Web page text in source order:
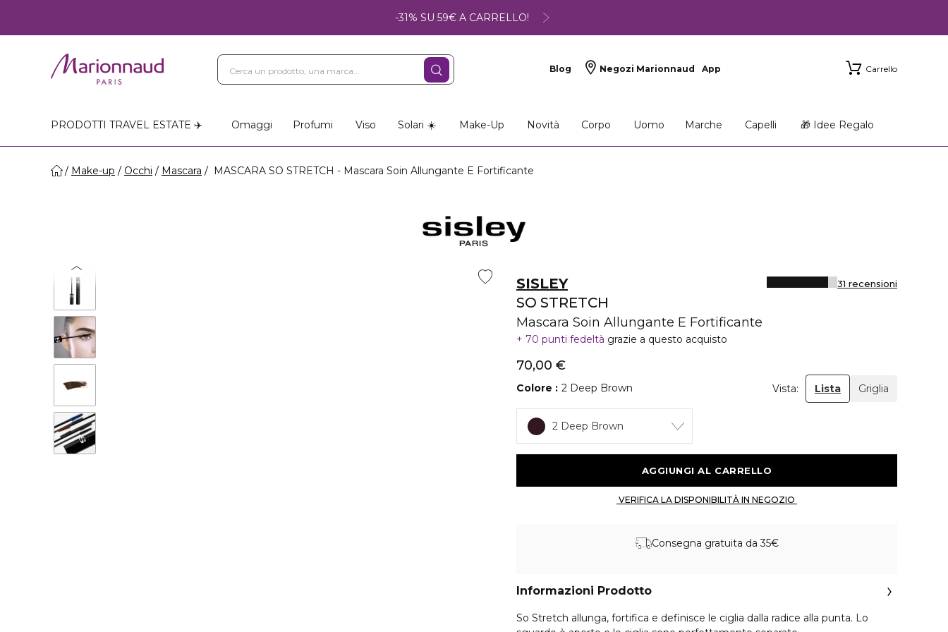
-31% SU 59€ A CARRELLO!
Blog Negozi Marionnaud App Carrello
PRODOTTI TRAVEL ESTATE ✈️ Omaggi Profumi Viso Solari ☀️ Make-Up Novità Corpo Uomo Marche Capelli 🎁 Idee Regalo
Make-up Occhi Mascara MASCARA SO STRETCH - Mascara Soin Allungante E Fortificante
SISLEY
SO STRETCH
Mascara Soin Allungante E Fortificante
31 recensioni
70 punti fedeltà grazie a questo acquisto
70,00 €
Colore 2 Deep Brown Vista: Lista Griglia
2 Deep Brown
Consegna gratuita da 35€
Informazioni Prodotto
So Stretch allunga, fortifica e definisce le ciglia dalla radice alla punta. Lo